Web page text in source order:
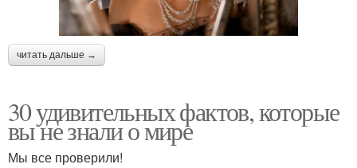
читать дальше →
30 удивительных фактов, которые
вы не знали о мире
Мы все проверили!